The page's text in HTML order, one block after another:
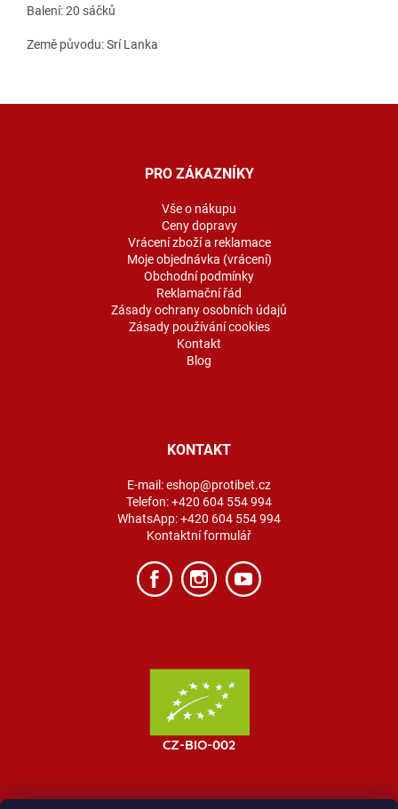
Balení: 20 sáčků
Země původu: Srí Lanka
PRO ZÁKAZNÍKY
Vše o nákupu
Ceny dopravy
Vrácení zboží a reklamace
Moje objednávka (vrácení)
Obchodní podmínky
Reklamační řád
Zásady ochrany osobních údajů
Zásady používání cookies
Kontakt
Blog
KONTAKT
E-mail:eshop@protibet.cz
Telefon:+420 604 554 994
WhatsApp:+420 604 554 994
Kontaktní formulář